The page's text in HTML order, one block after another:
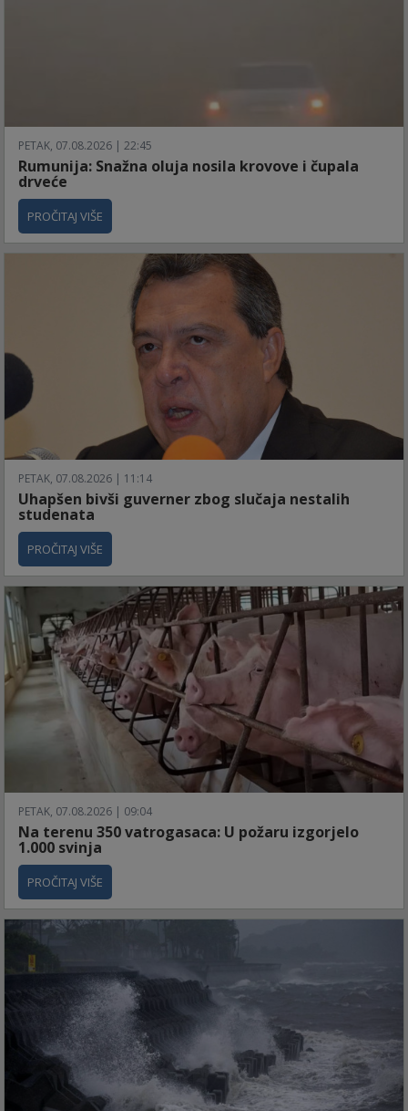
PETAK, 07.08.2026 | 22:45
Rumunija: Snažna oluja nosila krovove i čupala
drveće
PROČITAJ VIŠE
PETAK, 07.08.2026 | 11:14
Uhapšen bivši guverner zbog slučaja nestalih
studenata
PROČITAJ VIŠE
PETAK, 07.08.2026 | 09:04
Na terenu 350 vatrogasaca: U požaru izgorjelo
1.000 svinja
PROČITAJ VIŠE